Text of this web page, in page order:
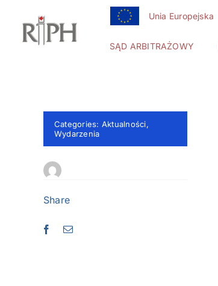
zawartości
Unia Europejska
SĄD ARBITRAŻOWY
Categories: Aktualności,
Wydarzenia
Share